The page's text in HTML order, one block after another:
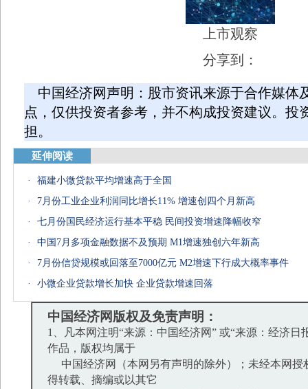
上市观察
分享到：
中国经济网声明：股市资讯来源于合作媒体
点，仅供投资者参考，并不构成投资建议。投
担。
延伸阅读
·
福建小微贷款平均增速高于全国
·
7月份工业企业利润同比增长11% 增速创四个月新高
·
七月份国民经济运行基本平稳 民间投资增速降幅收窄
·
中国7月多项金融数据不及预期 M1增速独创六年新高
·
7月份信贷规模或回落至7000亿元 M2增速下行成大概率事件
·
小微企业贷款增长加快 企业贷款增速回落
中国经济网版权及免责声明：
1、凡本网注明“来源：中国经济网” 或“来源：经济日
作品，版权均属于
中国经济网（本网另有声明的除外）；未经本网授
得转载、摘编或以其它